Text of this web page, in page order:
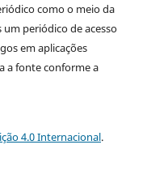
como o meio da
periódico de acesso
em aplicações
a fonte conforme a
4.0 Internacional.